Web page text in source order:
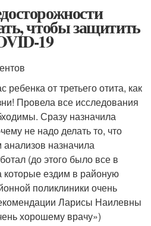
чтобы защитить
19
от третьего отита, как
Провела все исследования
Сразу назначила
не надо делать то, что
назначила
(до этого было все в
которые ездим в районую
поликлиники очень
Ларисы Наилевны
хорошему врачу»)